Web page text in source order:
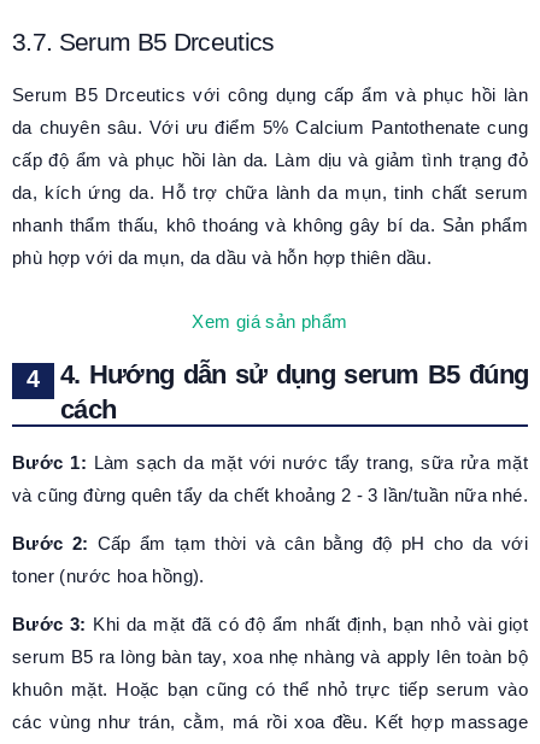
3.7. Serum B5 Drceutics
Serum B5 Drceutics với công dụng cấp ẩm và phục hồi làn
da chuyên sâu. Với ưu điểm 5% Calcium Pantothenate cung
cấp độ ẩm và phục hồi làn da. Làm dịu và giảm tình trạng đỏ
da, kích ứng da. Hỗ trợ chữa lành da mụn, tinh chất serum
nhanh thẩm thấu, khô thoáng và không gây bí da. Sản phẩm
phù hợp với da mụn, da dầu và hỗn hợp thiên dầu.
Xem giá sản phẩm
4. Hướng dẫn sử dụng serum B5 đúng
cách
Bước 1: Làm sạch da mặt với nước tẩy trang, sữa rửa mặt
và cũng đừng quên tẩy da chết khoảng 2 - 3 lần/tuần nữa nhé.
Bước 2: Cấp ẩm tạm thời và cân bằng độ pH cho da với
toner (nước hoa hồng).
Bước 3: Khi da mặt đã có độ ẩm nhất định, bạn nhỏ vài giọt
serum B5 ra lòng bàn tay, xoa nhẹ nhàng và apply lên toàn bộ
khuôn mặt. Hoặc bạn cũng có thể nhỏ trực tiếp serum vào
các vùng như trán, cằm, má rồi xoa đều. Kết hợp massage